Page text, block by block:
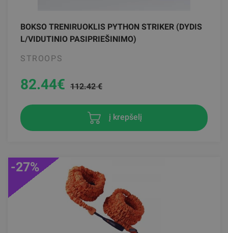
BOKSO TRENIRUOKLIS PYTHON STRIKER (DYDIS
L/VIDUTINIO PASIPRIEŠINIMO)
STROOPS
82.44€ 112.42 €
į krepšelį
-27%